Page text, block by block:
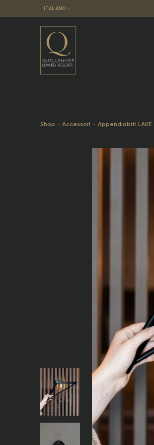
ITALIANO
Shop Accessori Appendiabiti LAKE